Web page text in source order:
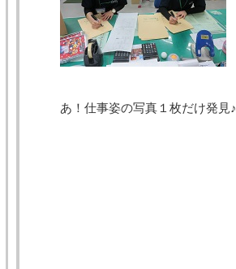
あ！仕事姿の写真１枚だけ発見♪